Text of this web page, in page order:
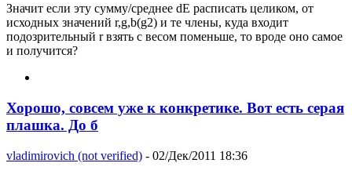
Значит если эту сумму/среднее dE расписать целиком, от
исходных значений r,g,b(g2) и те члены, куда входит
подозрительный r взять с весом поменьше, то вроде оно самое
и получится?
Хорошо, совсем уже к конкретике. Вот есть серая
плашка. До б
vladimirovich (not verified) - 02/Дек/2011 18:36